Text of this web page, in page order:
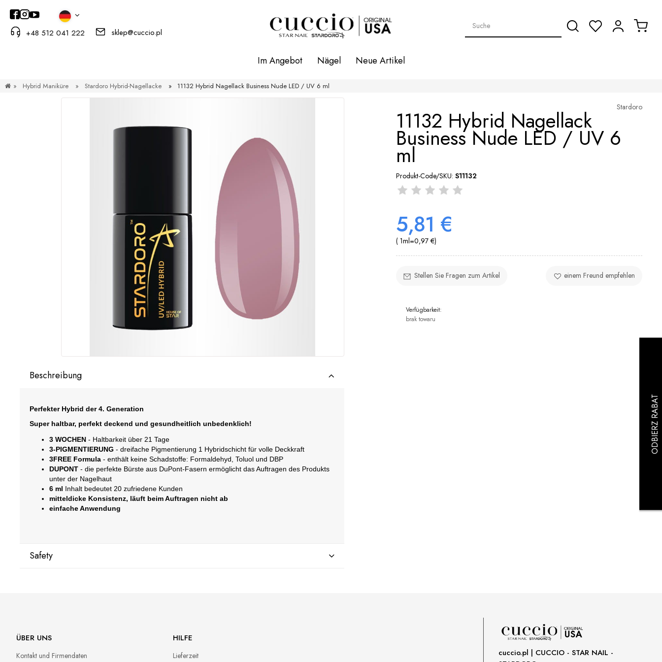
+48 512 041 222 sklep@cuccio.pl
Im Angebot Nägel Neue Artikel
» Hybrid Maniküre » Stardoro Hybrid-Nagellacke » 11132 Hybrid Nagellack Business Nude LED / UV 6 ml
Beschreibung
Perfekter Hybrid der 4. Generation
Super haltbar, perfekt deckend und gesundheitlich unbedenklich!
3 WOCHEN - Haltbarkeit über 21 Tage
3-PIGMENTIERUNG - dreifache Pigmentierung 1 Hybridschicht für volle Deckkraft
3FREE Formula - enthält keine Schadstoffe: Formaldehyd, Toluol und DBP
DUPONT - die perfekte Bürste aus DuPont-Fasern ermöglicht das Auftragen des Produkts
unter der Nagelhaut
6 ml Inhalt bedeutet 20 zufriedene Kunden
mitteldicke Konsistenz, läuft beim Auftragen nicht ab
einfache Anwendung
Safety
uwagi@gnb-lab.com
Stardoro
11132 Hybrid Nagellack
Business Nude LED / UV 6
ml
Produkt-Code/SKU: S11132
5,81 €
( 1ml=0,97 €)
Stellen Sie Fragen zum Artikel einem Freund empfehlen
Verfügbarkeit:
brak towaru
ÜBER UNS
Kontakt und Firmendaten
HILFE
Lieferzeit
cuccio.pl | CUCCIO - STAR NAIL -